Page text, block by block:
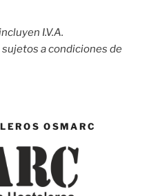
I.V.A.
a condiciones de
OSMARC